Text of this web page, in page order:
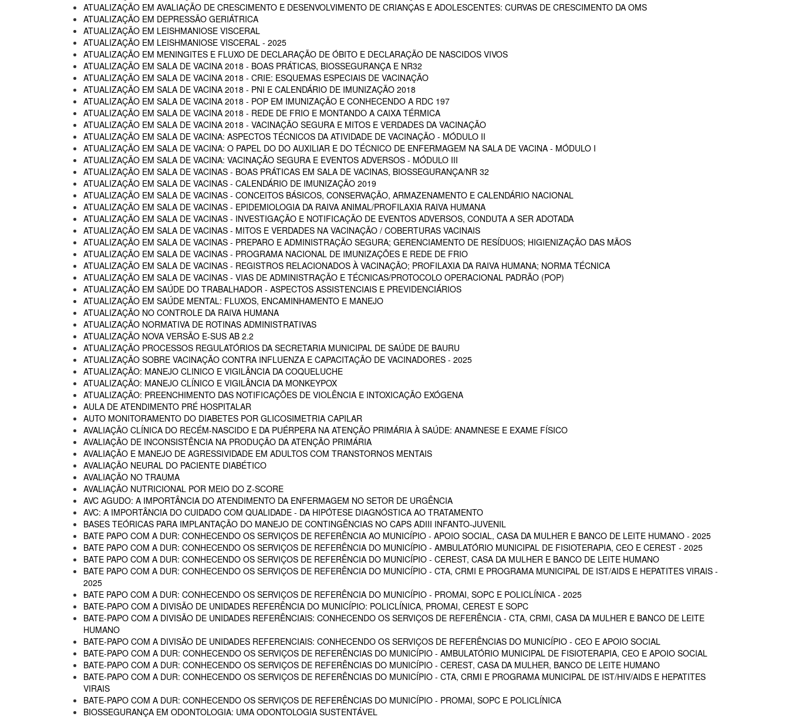
ATUALIZAÇÃO EM AVALIAÇÃO DE CRESCIMENTO E DESENVOLVIMENTO DE CRIANÇAS E ADOLESCENTES: CURVAS DE CRESCIMENTO DA OMS
ATUALIZAÇÃO EM DEPRESSÃO GERIÁTRICA
ATUALIZAÇÃO EM LEISHMANIOSE VISCERAL
ATUALIZAÇÃO EM LEISHMANIOSE VISCERAL - 2025
ATUALIZAÇÃO EM MENINGITES E FLUXO DE DECLARAÇÃO DE ÓBITO E DECLARAÇÃO DE NASCIDOS VIVOS
ATUALIZAÇÃO EM SALA DE VACINA 2018 - BOAS PRÁTICAS, BIOSSEGURANÇA E NR32
ATUALIZAÇÃO EM SALA DE VACINA 2018 - CRIE: ESQUEMAS ESPECIAIS DE VACINAÇÃO
ATUALIZAÇÃO EM SALA DE VACINA 2018 - PNI E CALENDÁRIO DE IMUNIZAÇÃO 2018
ATUALIZAÇÃO EM SALA DE VACINA 2018 - POP EM IMUNIZAÇÃO E CONHECENDO A RDC 197
ATUALIZAÇÃO EM SALA DE VACINA 2018 - REDE DE FRIO E MONTANDO A CAIXA TÉRMICA
ATUALIZAÇÃO EM SALA DE VACINA 2018 - VACINAÇÃO SEGURA E MITOS E VERDADES DA VACINAÇÃO
ATUALIZAÇÃO EM SALA DE VACINA: ASPECTOS TÉCNICOS DA ATIVIDADE DE VACINAÇÃO - MÓDULO II
ATUALIZAÇÃO EM SALA DE VACINA: O PAPEL DO DO AUXILIAR E DO TÉCNICO DE ENFERMAGEM NA SALA DE VACINA - MÓDULO I
ATUALIZAÇÃO EM SALA DE VACINA: VACINAÇÃO SEGURA E EVENTOS ADVERSOS - MÓDULO III
ATUALIZAÇÃO EM SALA DE VACINAS - BOAS PRÁTICAS EM SALA DE VACINAS, BIOSSEGURANÇA/NR 32
ATUALIZAÇÃO EM SALA DE VACINAS - CALENDÁRIO DE IMUNIZAÇÃO 2019
ATUALIZAÇÃO EM SALA DE VACINAS - CONCEITOS BÁSICOS, CONSERVAÇÃO, ARMAZENAMENTO E CALENDÁRIO NACIONAL
ATUALIZAÇÃO EM SALA DE VACINAS - EPIDEMIOLOGIA DA RAIVA ANIMAL/PROFILAXIA RAIVA HUMANA
ATUALIZAÇÃO EM SALA DE VACINAS - INVESTIGAÇÃO E NOTIFICAÇÃO DE EVENTOS ADVERSOS, CONDUTA A SER ADOTADA
ATUALIZAÇÃO EM SALA DE VACINAS - MITOS E VERDADES NA VACINAÇÃO / COBERTURAS VACINAIS
ATUALIZAÇÃO EM SALA DE VACINAS - PREPARO E ADMINISTRAÇÃO SEGURA; GERENCIAMENTO DE RESÍDUOS; HIGIENIZAÇÃO DAS MÃOS
ATUALIZAÇÃO EM SALA DE VACINAS - PROGRAMA NACIONAL DE IMUNIZAÇÕES E REDE DE FRIO
ATUALIZAÇÃO EM SALA DE VACINAS - REGISTROS RELACIONADOS À VACINAÇÃO; PROFILAXIA DA RAIVA HUMANA; NORMA TÉCNICA
ATUALIZAÇÃO EM SALA DE VACINAS - VIAS DE ADMINISTRAÇÃO E TÉCNICAS/PROTOCOLO OPERACIONAL PADRÃO (POP)
ATUALIZAÇÃO EM SAÚDE DO TRABALHADOR - ASPECTOS ASSISTENCIAIS E PREVIDENCIÁRIOS
ATUALIZAÇÃO EM SAÚDE MENTAL: FLUXOS, ENCAMINHAMENTO E MANEJO
ATUALIZAÇÃO NO CONTROLE DA RAIVA HUMANA
ATUALIZAÇÃO NORMATIVA DE ROTINAS ADMINISTRATIVAS
ATUALIZAÇÃO NOVA VERSÃO E-SUS AB 2.2
ATUALIZAÇÃO PROCESSOS REGULATÓRIOS DA SECRETARIA MUNICIPAL DE SAÚDE DE BAURU
ATUALIZAÇÃO SOBRE VACINAÇÃO CONTRA INFLUENZA E CAPACITAÇÃO DE VACINADORES - 2025
ATUALIZAÇÃO: MANEJO CLINICO E VIGILÂNCIA DA COQUELUCHE
ATUALIZAÇÃO: MANEJO CLÍNICO E VIGILÂNCIA DA MONKEYPOX
ATUALIZAÇÃO: PREENCHIMENTO DAS NOTIFICAÇÕES DE VIOLÊNCIA E INTOXICAÇÃO EXÓGENA
AULA DE ATENDIMENTO PRÉ HOSPITALAR
AUTO MONITORAMENTO DO DIABETES POR GLICOSIMETRIA CAPILAR
AVALIAÇÃO CLÍNICA DO RECÉM-NASCIDO E DA PUÉRPERA NA ATENÇÃO PRIMÁRIA À SAÚDE: ANAMNESE E EXAME FÍSICO
AVALIAÇÃO DE INCONSISTÊNCIA NA PRODUÇÃO DA ATENÇÃO PRIMÁRIA
AVALIAÇÃO E MANEJO DE AGRESSIVIDADE EM ADULTOS COM TRANSTORNOS MENTAIS
AVALIAÇÃO NEURAL DO PACIENTE DIABÉTICO
AVALIAÇÃO NO TRAUMA
AVALIAÇÃO NUTRICIONAL POR MEIO DO Z-SCORE
AVC AGUDO: A IMPORTÂNCIA DO ATENDIMENTO DA ENFERMAGEM NO SETOR DE URGÊNCIA
AVC: A IMPORTÂNCIA DO CUIDADO COM QUALIDADE - DA HIPÓTESE DIAGNÓSTICA AO TRATAMENTO
BASES TEÓRICAS PARA IMPLANTAÇÃO DO MANEJO DE CONTINGÊNCIAS NO CAPS ADIII INFANTO-JUVENIL
BATE PAPO COM A DUR: CONHECENDO OS SERVIÇOS DE REFERÊNCIA AO MUNICÍPIO - APOIO SOCIAL, CASA DA MULHER E BANCO DE LEITE HUMANO - 2025
BATE PAPO COM A DUR: CONHECENDO OS SERVIÇOS DE REFERÊNCIA DO MUNICÍPIO - AMBULATÓRIO MUNICIPAL DE FISIOTERAPIA, CEO E CEREST - 2025
BATE PAPO COM A DUR: CONHECENDO OS SERVIÇOS DE REFERÊNCIA DO MUNICÍPIO - CEREST, CASA DA MULHER E BANCO DE LEITE HUMANO
BATE PAPO COM A DUR: CONHECENDO OS SERVIÇOS DE REFERÊNCIA DO MUNICÍPIO - CTA, CRMI E PROGRAMA MUNICIPAL DE IST/AIDS E HEPATITES VIRAIS -
2025
BATE PAPO COM A DUR: CONHECENDO OS SERVIÇOS DE REFERÊNCIA DO MUNICÍPIO - PROMAI, SOPC E POLICLÍNICA - 2025
BATE-PAPO COM A DIVISÃO DE UNIDADES REFERÊNCIA DO MUNICÍPIO: POLICLÍNICA, PROMAI, CEREST E SOPC
BATE-PAPO COM A DIVISÃO DE UNIDADES REFERÊNCIAIS: CONHECENDO OS SERVIÇOS DE REFERÊNCIA - CTA, CRMI, CASA DA MULHER E BANCO DE LEITE
HUMANO
BATE-PAPO COM A DIVISÃO DE UNIDADES REFERENCIAIS: CONHECENDO OS SERVIÇOS DE REFERÊNCIAS DO MUNICÍPIO - CEO E APOIO SOCIAL
BATE-PAPO COM A DUR: CONHECENDO OS SERVIÇOS DE REFERÊNCIAS DO MUNICÍPIO - AMBULATÓRIO MUNICIPAL DE FISIOTERAPIA, CEO E APOIO SOCIAL
BATE-PAPO COM A DUR: CONHECENDO OS SERVIÇOS DE REFERÊNCIAS DO MUNICÍPIO - CEREST, CASA DA MULHER, BANCO DE LEITE HUMANO
BATE-PAPO COM A DUR: CONHECENDO OS SERVIÇOS DE REFERÊNCIAS DO MUNICÍPIO - CTA, CRMI E PROGRAMA MUNICIPAL DE IST/HIV/AIDS E HEPATITES
VIRAIS
BATE-PAPO COM A DUR: CONHECENDO OS SERVIÇOS DE REFERÊNCIAS DO MUNICÍPIO - PROMAI, SOPC E POLICLÍNICA
BIOSSEGURANÇA EM ODONTOLOGIA: UMA ODONTOLOGIA SUSTENTÁVEL